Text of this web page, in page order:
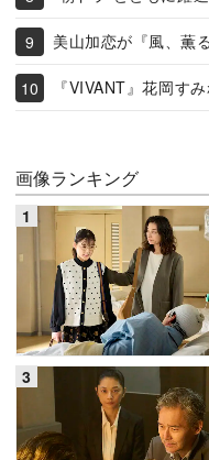
美山加恋が『風、薫
『VIVANT』花岡す
画像ランキング